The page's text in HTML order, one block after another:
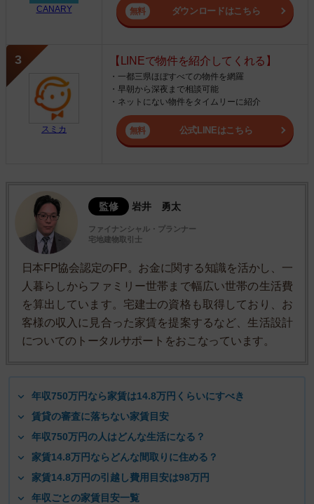
CANARY ダウンロードはこちら
スミカ
【LINEで物件を紹介してくれる】
・一都三県ほぼすべての物件を網羅
・早朝から深夜まで相談可能
・ネットにない物件をタイムリーに紹介
公式LINEはこちら
監修 岩井 勇太
ファイナンシャル・プランナー
宅地建物取引士
日本FP協会認定のFP。お金に関する知識を活かし、一
人暮らしからファミリー世帯まで幅広い世帯の生活費
を算出しています。宅建士の資格も取得しており、お
客様の収入に見合った家賃を提案するなど、生活設計
についてのトータルサポートをおこなっています。
年収750万円なら家賃は14.8万円くらいにすべき
賃貸の審査に落ちない家賃目安
年収750万円の人はどんな生活になる？
家賃14.8万円ならどんな間取りに住める？
家賃14.8万円の引越し費用目安は98万円
年収ごとの家賃目安一覧